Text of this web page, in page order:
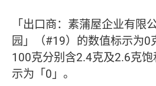
「出口商：素蒲屋企业有限
园」（#19）的数值标示为0
100克分别含2.4克及2.6克
示为「0」。